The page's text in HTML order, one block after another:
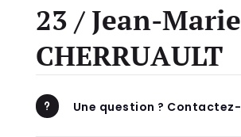
23 / Jean-Marie
CHERRUAULT
u Une question ?